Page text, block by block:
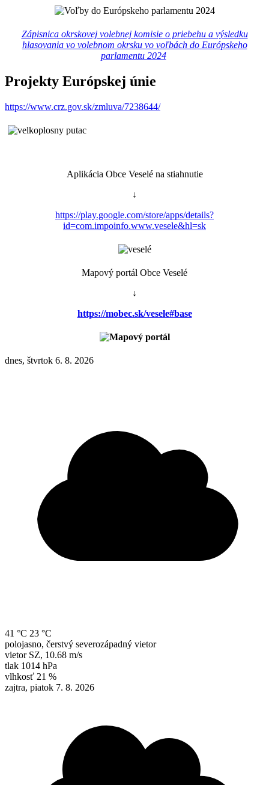
Zápisnica okrskovej volebnej komisie o priebehu a výsledku
hlasovania vo volebnom okrsku vo voľbách do Európskeho
parlamentu 2024
Projekty Európskej únie
https://www.crz.gov.sk/zmluva/7238644/
Aplikácia Obce Veselé na stiahnutie
↓
https://play.google.com/store/apps/details?
id=com.impoinfo.www.vesele&hl=sk
Mapový portál Obce Veselé
↓
https://mobec.sk/vesele#base
dnes, štvrtok 6. 8. 2026
41 °C 23 °C
polojasno, čerstvý severozápadný vietor
vietor SZ, 10.68 m/s
tlak 1014 hPa
vlhkosť 21 %
zajtra, piatok 7. 8. 2026